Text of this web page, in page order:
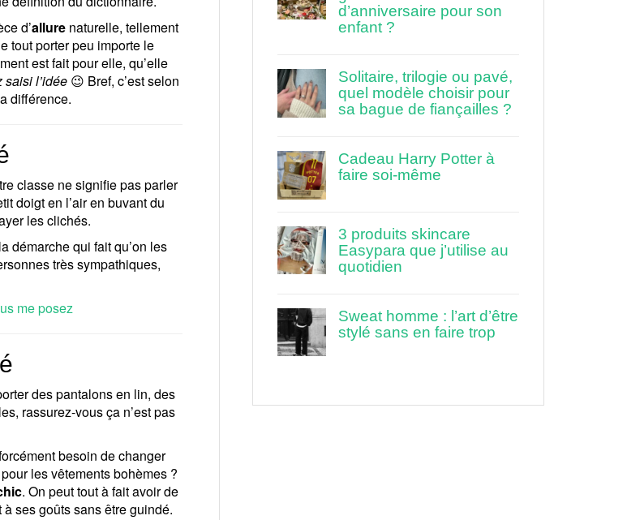
d’allure naturelle, tellement
tout porter peu importe le
est fait pour elle, qu’elle
saisi l’idée 😉 Bref, c’est selon
différence.
classe ne signifie pas parler
doigt en l’air en buvant du
les clichés.
démarche qui fait qu’on les
très sympathiques,
me posez
des pantalons en lin, des
rassurez-vous ça n’est pas
besoin de changer
les vêtements bohèmes ?
. On peut tout à fait avoir de
ses goûts sans être guindé.
d’anniversaire pour son
enfant ?
Solitaire, trilogie ou pavé,
quel modèle choisir pour
sa bague de fiançailles ?
Cadeau Harry Potter à
faire soi-même
3 produits skincare
Easypara que j’utilise au
quotidien
Sweat homme : l’art d’être
stylé sans en faire trop